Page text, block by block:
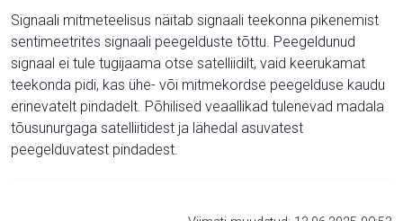
Signaali mitmeteelisus näitab signaali teekonna pikenemist
sentimeetrites signaali peegelduste tõttu. Peegeldunud
signaal ei tule tugijaama otse satelliidilt, vaid keerukamat
teekonda pidi, kas ühe- või mitmekordse peegelduse kaudu
erinevatelt pindadelt. Põhilised veaallikad tulenevad madala
tõusunurgaga satelliitidest ja lähedal asuvatest
peegelduvatest pindadest.